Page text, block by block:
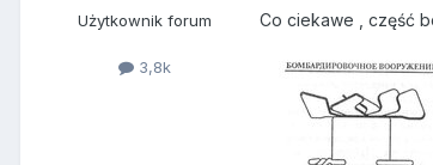
Użytkownik forum
3,8k
Co ciekawe , część